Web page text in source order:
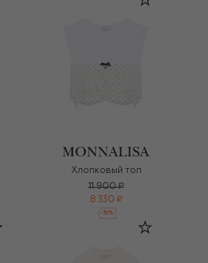
Хлопковый топ
11 900 ₽
8 330 ₽
-30%